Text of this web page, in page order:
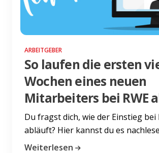
ARBEITGEBER
So laufen die ersten
Wochen eines neuen
Mitarbeiters bei RWE
Du fragst dich, wie der Einstieg bei
abläuft? Hier kannst du es
Weiterlesen